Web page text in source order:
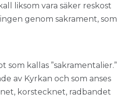
liksom vara säker reskost
genom sakrament, som
kallas ”sakramentalier.”
av Kyrkan och som anses
korstecknet, radbandet